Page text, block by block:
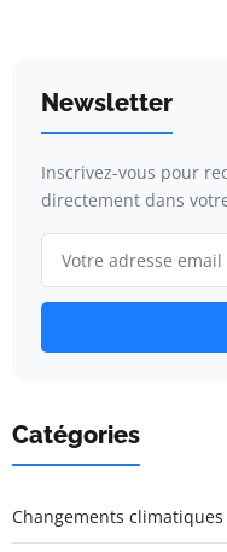
Newsletter
Inscrivez-vous pour
directement dans
Catégories
Changements climatiques